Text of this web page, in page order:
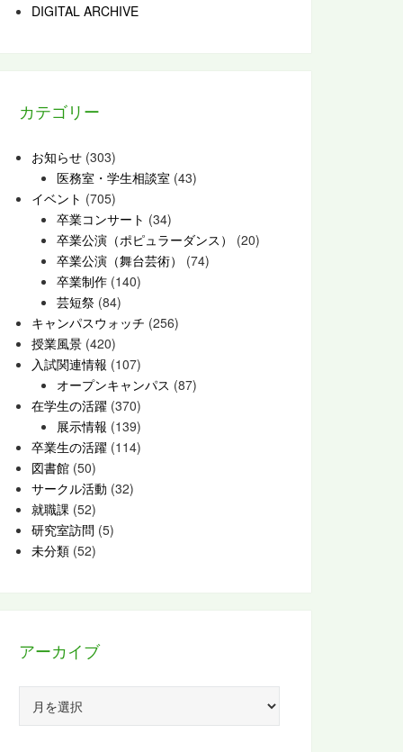
DIGITAL ARCHIVE
カテゴリー
お知らせ (303)
医務室・学生相談室 (43)
イベント (705)
卒業コンサート (34)
卒業公演（ポピュラーダンス）
(20)
卒業公演（舞台芸術）
(74)
卒業制作 (140)
芸短祭 (84)
キャンパスウォッチ (256)
授業風景 (420)
入試関連情報 (107)
オープンキャンパス (87)
在学生の活躍 (370)
展示情報 (139)
卒業生の活躍 (114)
図書館 (50)
サークル活動 (32)
就職課 (52)
研究室訪問 (5)
未分類 (52)
アーカイブ
カ